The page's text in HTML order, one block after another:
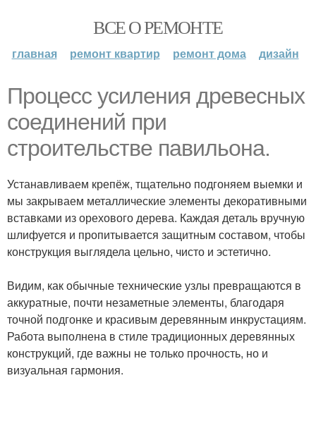
ВСЕ О РЕМОНТЕ
главная ремонт квартир ремонт дома дизайн
Процесс усиления древесных
соединений при
строительстве павильона.
Устанавливаем крепёж, тщательно подгоняем выемки и
мы закрываем металлические элементы декоративными
вставками из орехового дерева. Каждая деталь вручную
шлифуется и пропитывается защитным составом, чтобы
конструкция выглядела цельно, чисто и эстетично.
Видим, как обычные технические узлы превращаются в
аккуратные, почти незаметные элементы, благодаря
точной подгонке и красивым деревянным инкрустациям.
Работа выполнена в стиле традиционных деревянных
конструкций, где важны не только прочность, но и
визуальная гармония.